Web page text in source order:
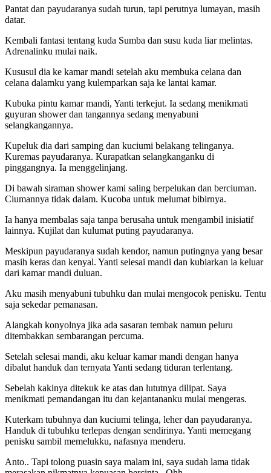
Pantat dan payudaranya sudah turun, tapi perutnya lumayan, masih
datar.
Kembali fantasi tentang kuda Sumba dan susu kuda liar melintas.
Adrenalinku mulai naik.
Kususul dia ke kamar mandi setelah aku membuka celana dan
celana dalamku yang kulemparkan saja ke lantai kamar.
Kubuka pintu kamar mandi, Yanti terkejut. Ia sedang menikmati
guyuran shower dan tangannya sedang menyabuni
selangkangannya.
Kupeluk dia dari samping dan kuciumi belakang telinganya.
Kuremas payudaranya. Kurapatkan selangkanganku di
pinggangnya. Ia menggelinjang.
Di bawah siraman shower kami saling berpelukan dan berciuman.
Ciumannya tidak dalam. Kucoba untuk melumat bibirnya.
Ia hanya membalas saja tanpa berusaha untuk mengambil inisiatif
lainnya. Kujilat dan kulumat puting payudaranya.
Meskipun payudaranya sudah kendor, namun putingnya yang besar
masih keras dan kenyal. Yanti selesai mandi dan kubiarkan ia keluar
dari kamar mandi duluan.
Aku masih menyabuni tubuhku dan mulai mengocok penisku. Tentu
saja sekedar pemanasan.
Alangkah konyolnya jika ada sasaran tembak namun peluru
ditembakkan sembarangan percuma.
Setelah selesai mandi, aku keluar kamar mandi dengan hanya
dibalut handuk dan ternyata Yanti sedang tiduran terlentang.
Sebelah kakinya ditekuk ke atas dan lututnya dilipat. Saya
menikmati pemandangan itu dan kejantananku mulai mengeras.
Kuterkam tubuhnya dan kuciumi telinga, leher dan payudaranya.
Handuk di tubuhku terlepas dengan sendirinya. Yanti memegang
penisku sambil memelukku, nafasnya menderu.
Anto.. Tapi tolong puasin saya malam ini, saya sudah lama tidak